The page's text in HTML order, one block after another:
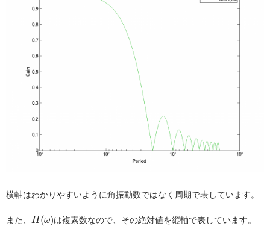
横軸はわかりやすいように角振動数ではなく周期で表しています。
また、 H(ω)
H(ω )は複素数なので、その絶対値を縦軸で表しています。